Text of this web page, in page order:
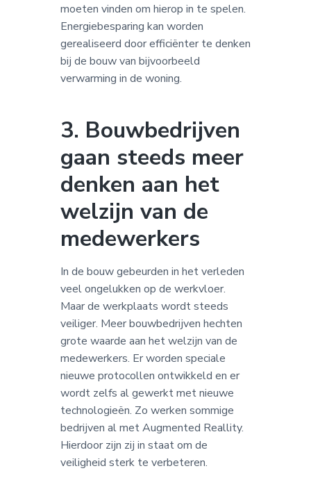
moeten vinden om hierop in te spelen.
Energiebesparing kan worden
gerealiseerd door efficiënter te denken
bij de bouw van bijvoorbeeld
verwarming in de woning.
3. Bouwbedrijven
gaan steeds meer
denken aan het
welzijn van de
medewerkers
In de bouw gebeurden in het verleden
veel ongelukken op de werkvloer.
Maar de werkplaats wordt steeds
veiliger. Meer bouwbedrijven hechten
grote waarde aan het welzijn van de
medewerkers. Er worden speciale
nieuwe protocollen ontwikkeld en er
wordt zelfs al gewerkt met nieuwe
technologieën. Zo werken sommige
bedrijven al met Augmented Reallity.
Hierdoor zijn zij in staat om de
veiligheid sterk te verbeteren.